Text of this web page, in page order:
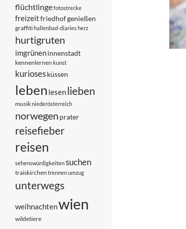
flüchtlingefotostrecke
freizeitfriedhofgenießen
graffitihallenbad-diariesherz
hurtigruten
imgrüneninnenstadt
kennenlernen kunst
kuriosesküssen
leben lesenlieben
musikniederösterreich
norwegen prater
reisefieber
reisen
sehenswürdigkeitensuchen
traiskirchen trennenumzug
unterwegs
weihnachtenwien
wildetiere